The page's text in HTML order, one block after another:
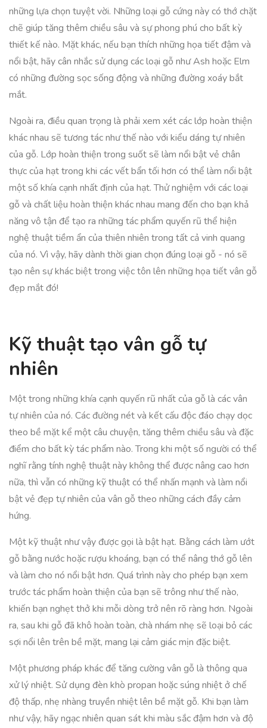
những lựa chọn tuyệt vời. Những loại gỗ cứng này có thớ chặt
chẽ giúp tăng thêm chiều sâu và sự phong phú cho bất kỳ
thiết kế nào. Mặt khác, nếu bạn thích những họa tiết đậm và
nổi bật, hãy cân nhắc sử dụng các loại gỗ như Ash hoặc Elm
có những đường sọc sống động và những đường xoáy bắt
mắt.
Ngoài ra, điều quan trọng là phải xem xét các lớp hoàn thiện
khác nhau sẽ tương tác như thế nào với kiểu dáng tự nhiên
của gỗ. Lớp hoàn thiện trong suốt sẽ làm nổi bật vẻ chân
thực của hạt trong khi các vết bẩn tối hơn có thể làm nổi bật
một số khía cạnh nhất định của hạt. Thử nghiệm với các loại
gỗ và chất liệu hoàn thiện khác nhau mang đến cho bạn khả
năng vô tận để tạo ra những tác phẩm quyến rũ thể hiện
nghệ thuật tiềm ẩn của thiên nhiên trong tất cả vinh quang
của nó. Vì vậy, hãy dành thời gian chọn đúng loại gỗ - nó sẽ
tạo nên sự khác biệt trong việc tôn lên những họa tiết vân gỗ
đẹp mắt đó!
Kỹ thuật tạo vân gỗ tự
nhiên
Một trong những khía cạnh quyến rũ nhất của gỗ là các vân
tự nhiên của nó. Các đường nét và kết cấu độc đáo chạy dọc
theo bề mặt kể một câu chuyện, tăng thêm chiều sâu và đặc
điểm cho bất kỳ tác phẩm nào. Trong khi một số người có thể
nghĩ rằng tính nghệ thuật này không thể được nâng cao hơn
nữa, thì vẫn có những kỹ thuật có thể nhấn mạnh và làm nổi
bật vẻ đẹp tự nhiên của vân gỗ theo những cách đầy cảm
hứng.
Một kỹ thuật như vậy được gọi là bật hạt. Bằng cách làm ướt
gỗ bằng nước hoặc rượu khoáng, bạn có thể nâng thớ gỗ lên
và làm cho nó nổi bật hơn. Quá trình này cho phép bạn xem
trước tác phẩm hoàn thiện của bạn sẽ trông như thế nào,
khiến bạn nghẹt thở khi mỗi dòng trở nên rõ ràng hơn. Ngoài
ra, sau khi gỗ đã khô hoàn toàn, chà nhám nhẹ sẽ loại bỏ các
sợi nổi lên trên bề mặt, mang lại cảm giác mịn đặc biệt.
Một phương pháp khác để tăng cường vân gỗ là thông qua
xử lý nhiệt. Sử dụng đèn khò propan hoặc súng nhiệt ở chế
độ thấp, nhẹ nhàng truyền nhiệt lên bề mặt gỗ. Khi bạn làm
như vậy, hãy ngạc nhiên quan sát khi màu sắc đậm hơn và độ